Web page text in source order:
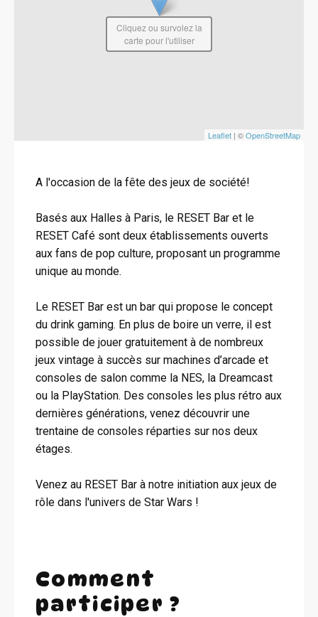
Leaflet | ©OpenStreetMap
Cliquez ou survolez la
carte pour l'utiliser
A l'occasion de la fête des jeux de société!
Basés aux Halles à Paris, le RESET Bar et le
RESET Café sont deux établissements ouverts
aux fans de pop culture, proposant un programme
unique au monde.
Le RESET Bar est un bar qui propose le concept
du drink gaming. En plus de boire un verre, il est
possible de jouer gratuitement à de nombreux
jeux vintage à succès sur machines d’arcade et
consoles de salon comme la NES, la Dreamcast
ou la PlayStation. Des consoles les plus rétro aux
dernières générations, venez découvrir une
trentaine de consoles réparties sur nos deux
étages.
Venez au RESET Bar à notre initiation aux jeux de
rôle dans l'univers de Star Wars !
Comment
participer ?